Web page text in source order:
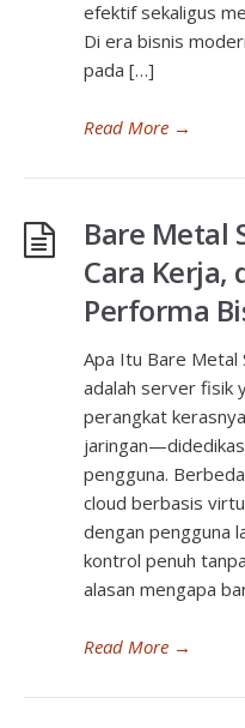
efektif sekaligus
Di era bisnis
pada […]
Read More →
Bare Metal
Cara
Performa
Apa Itu Bare
adalah server fisik
perangkat
pengguna.
cloud berbasis
dengan pengguna
kontrol penuh
alasan mengapa
Read More →